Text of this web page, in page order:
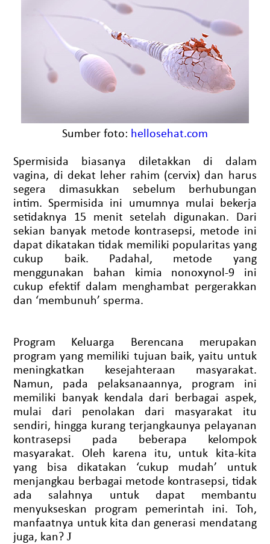
Sumber foto: hellosehat.com
Spermisida biasanya diletakkan di dalam
vagina, di dekat leher rahim (cervix) dan harus
segera dimasukkan sebelum berhubungan
intim. Spermisida ini umumnya mulai bekerja
setidaknya 15 menit setelah digunakan. Dari
sekian banyak metode kontrasepsi, metode ini
dapat dikatakan tidak memiliki popularitas yang
cukup baik. Padahal, metode yang
menggunakan bahan kimia nonoxynol-9 ini
cukup efektif dalam menghambat pergerakkan
dan ‘membunuh’ sperma.
Program Keluarga Berencana merupakan
program yang memiliki tujuan baik, yaitu untuk
meningkatkan kesejahteraan masyarakat.
Namun, pada pelaksanaannya, program ini
memiliki banyak kendala dari berbagai aspek,
mulai dari penolakan dari masyarakat itu
sendiri, hingga kurang terjangkaunya pelayanan
kontrasepsi pada beberapa kelompok
masyarakat. Oleh karena itu, untuk kita-kita
yang bisa dikatakan ‘cukup mudah’ untuk
menjangkau berbagai metode kontrasepsi, tidak
ada salahnya untuk dapat membantu
menyukseskan program pemerintah ini. Toh,
manfaatnya untuk kita dan generasi mendatang
juga, kan?J